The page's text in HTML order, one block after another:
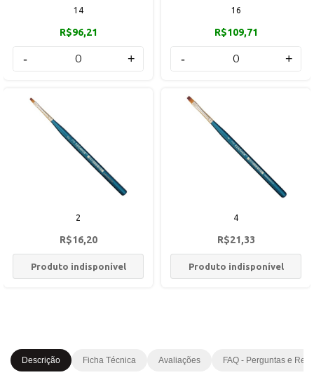
14
R$96,21
- +
16
R$109,71
- +
2
R$16,20
Produto indisponível
4
R$21,33
Produto indisponível
Descrição Ficha Técnica Avaliações FAQ - Perguntas e